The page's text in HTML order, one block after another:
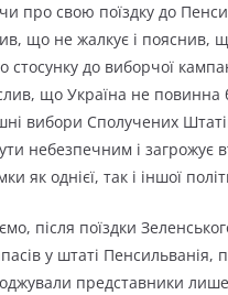
про свою поїздку до
що не жалкує і пояснив,
стосунку до виборчої
що Україна не повинна
вибори Сполучених
небезпечним і загрожує
як однієї, так і іншої
після поїздки
у штаті Пенсильванія,
представники лише